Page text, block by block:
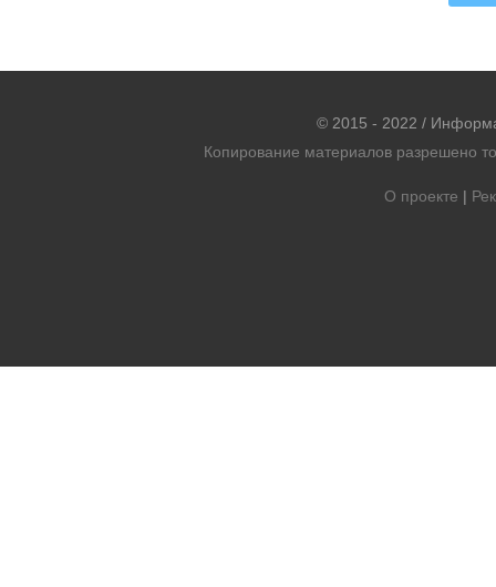
© 2015 - 2022 /
Копирование материалов разрешено
О проекте |